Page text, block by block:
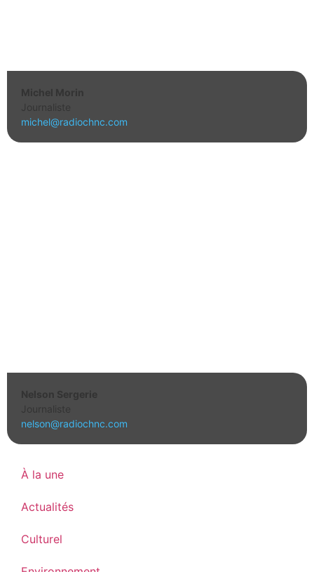
Michel Morin
Journaliste
michel@radiochnc.com
Nelson Sergerie
Journaliste
nelson@radiochnc.com
À la une
Actualités
Culturel